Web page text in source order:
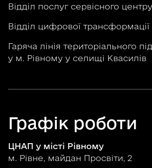
Відділ послуг сервісного
Відділ цифрової трансформації
Гаряча лінія територіального
у м. Рівному у селищі Квасилів
Графік роботи
ЦНАП у місті Рівному
м. Рівне, майдан Просвіти, 2